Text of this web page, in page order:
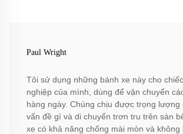
Paul Wright
Tôi sử dụng những bánh xe này cho
nghiệp của mình, dùng để vận chuyển
hàng ngày. Chúng chịu được trọng lượng
vấn đề gì và di chuyển trơn tru trên sàn
xe có khả năng chống mài mòn và không